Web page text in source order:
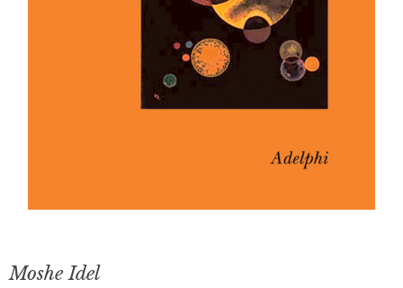
Moshe Idel